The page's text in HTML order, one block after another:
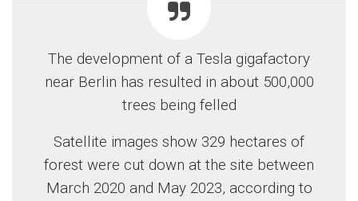
The development of a Tesla gigafactory
near Berlin has resulted in about 500,000
trees being felled
Satellite images show 329 hectares of
forest were cut down at the site between
March 2020 and May 2023, according to